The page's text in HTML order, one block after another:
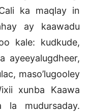
ka maqlay in
ay kaawadu
kale: kudkude,
ayeeyalugdheer,
maso’lugooley
xunba Kaawa
la mudursaday.